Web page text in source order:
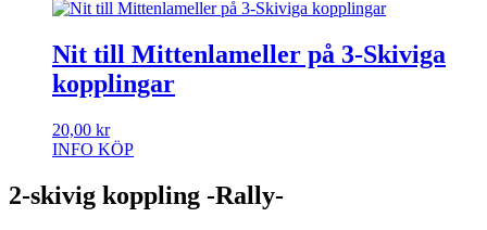
Nit till Mittenlameller på 3-Skiviga
kopplingar
20,00 kr
INFO KÖP
2-skivig koppling -Rally-